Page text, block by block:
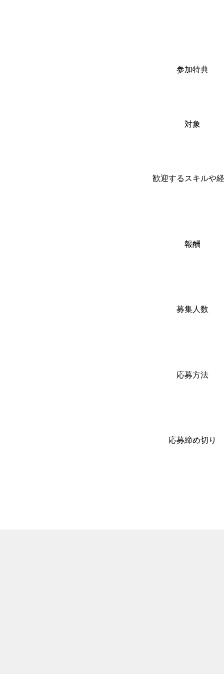
参加特典
対象
歓迎するスキルや
報酬
募集人数
応募方法
応募締め切り